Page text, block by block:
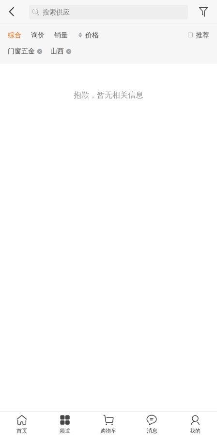
推荐
综合 询价 销量
价格
门窗五金
山西
抱歉，暂无相关信息
首页 频道 购物车 消息 我的